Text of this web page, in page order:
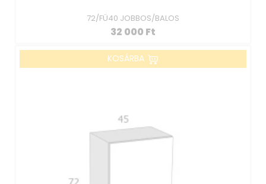
72/FÜ40 JOBBOS/BALOS
32 000 Ft
KOSÁRBA